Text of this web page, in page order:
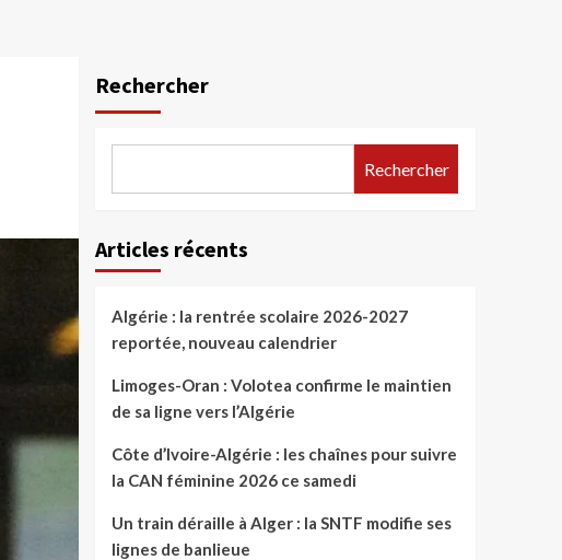
Rechercher
Rechercher
Articles récents
Algérie : la rentrée scolaire 2026-2027
reportée, nouveau calendrier
Limoges-Oran : Volotea confirme le maintien
de sa ligne vers l’Algérie
Côte d’Ivoire-Algérie : les chaînes pour suivre
la CAN féminine 2026 ce samedi
Un train déraille à Alger : la SNTF modifie ses
lignes de banlieue